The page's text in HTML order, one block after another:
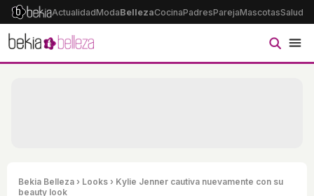
ActualidadModaBellezaCocinaPadresParejaMascotasSalud
Bekia Belleza › Looks › Kylie Jenner cautiva nuevamente con su
beauty look